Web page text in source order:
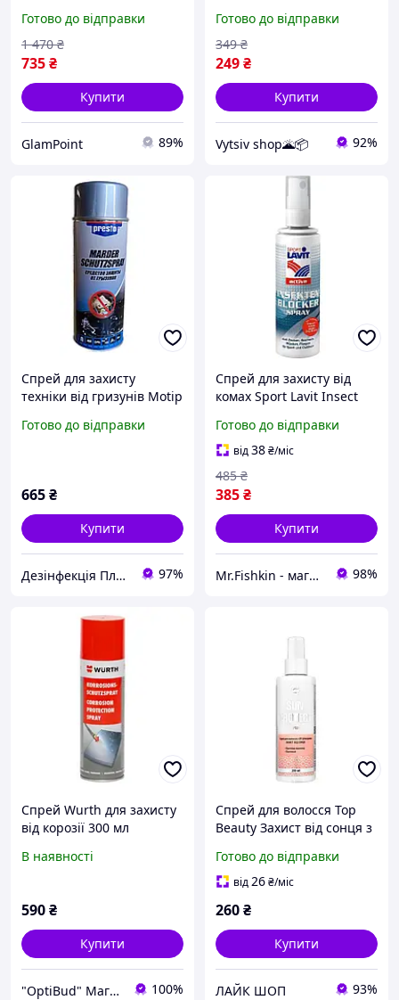
Готово до відправки
735₴
1 470 ₴
Купити
GlamPoint 89%
Готово до відправки
249₴
349 ₴
Купити
Vytsiv shop🌋📦 92%
Спрей для захисту
техніки від гризунів Motip
Готово до відправки
665₴
Купити
Дезінфекція Плюс 97%
Спрей для захисту від
комах Sport Lavit Insect
(50014000)
Готово до відправки
від38₴/міс
385₴
485 ₴
Купити
Mr.Fishkin - магазин мобільних аксесуарів 98%
Спрей Wurth для захисту
від корозії 300 мл
В наявності
590₴
Купити
"OptiBud" Магазин будматеріалів 100%
Спрей для волосся Top
Beauty Захист від сонця з
термозахисний
двофазний 200 мл
Готово до відправки
від26₴/міс
260₴
Купити
ЛАЙК ШОП 93%